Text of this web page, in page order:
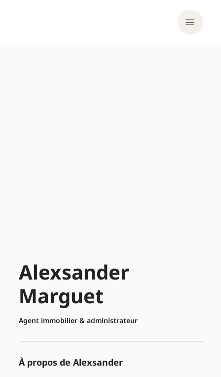
Alexsander
Marguet
Agent immobilier & administrateur
À propos de Alexsander